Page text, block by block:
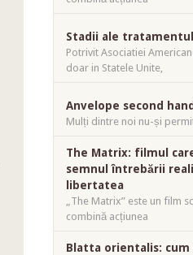
Stadii ale
Potrivit Asociatiei
doar in Statele Unite,
Anvelope second
Mulți dintre noi nu-și
The Matrix: filmul
semnul întrebării
libertatea
„The Matrix” este un film
combină acțiunea
Blatta orientalis: